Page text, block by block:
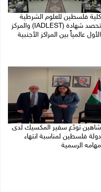
كلية فلسطين للعلوم الشرطية
تحصد شهادة (IADLEST) والمركز
الأول عالمياً بين المراكز الأجنبية
شاهين تودّع سفير المكسيك لدى
دولة فلسطين لمناسبة انتهاء
مهامه الرسمية